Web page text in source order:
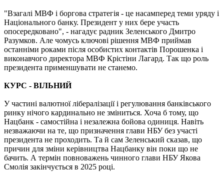
"Взагалі МВФ і боргова стратегія - це насамперед теми уряду і
Національного банку. Президент у них бере участь
опосередковано", - нагадує радник Зеленського Дмитро
Разумков. Але чомусь ключові рішення МВФ приймав
останніми роками після особистих контактів Порошенка і
виконавчого директора МВФ Крістіни Лагард. Так що роль
президента применшувати не станемо.
КУРС - ВІЛЬНИЙ
У частині валютної лібералізації і регулювання банківського
ринку нічого кардинально не зміниться. Хоча б тому, що
Нацбанк - самостійна і незалежна бойова одиниця. Навіть
незважаючи на те, що призначення глави НБУ без участі
президента не проходить. Та й сам Зеленський сказав, що
причин для зміни керівництва Нацбанку він поки що не
бачить. А термін повноважень чинного глави НБУ Якова
Смолія закінчується в 2025 році.